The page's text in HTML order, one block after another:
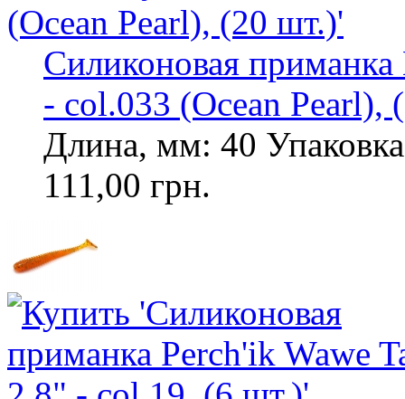
Силиконовая
- col.033 (Ocean Pearl),
Длина, мм: 40
111,00 грн.